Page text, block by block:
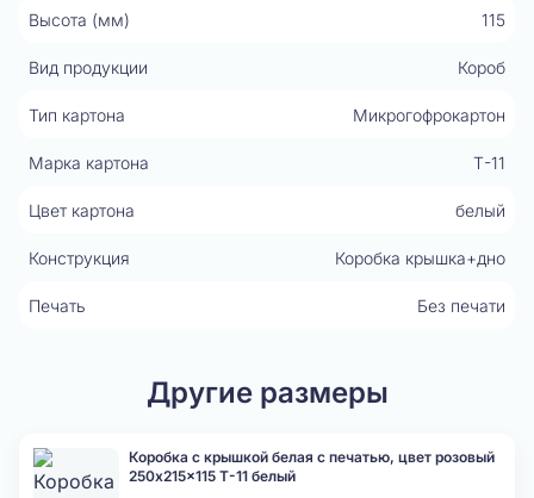
Высота (мм) 115
Вид продукции Короб
Тип картона Микрогофрокартон
Марка картона Т-11
Цвет картона белый
Конструкция Коробка крышка+дно
Печать Без печати
Другие размеры
Коробка с крышкой белая с печатью, цвет розовый
250x215x115 Т-11 белый